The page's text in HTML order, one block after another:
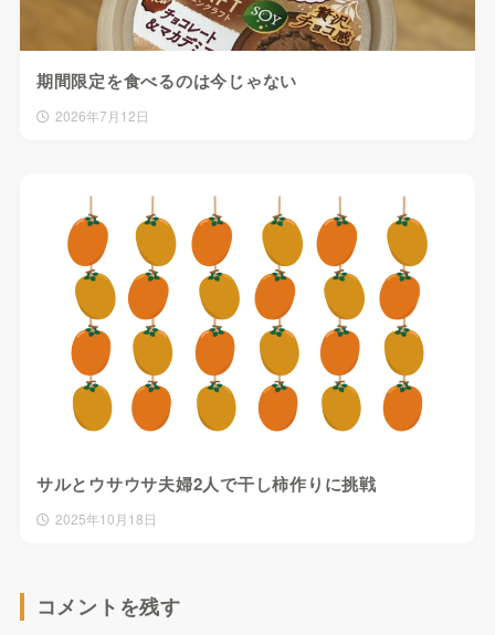
期間限定を食べるのは今じゃない
2026年7月12日
サルとウサウサ夫婦2人で干し柿作りに挑戦
2025年10月18日
コメントを残す